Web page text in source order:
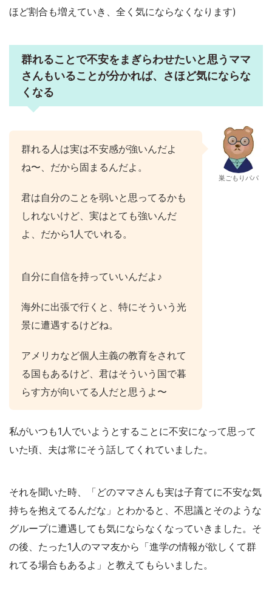
ほど割合も増えていき、全く気にならなくなります)
群れることで不安をまぎらわせたいと思うママ
さんもいることが分かれば、さほど気にならな
くなる
群れる人は実は不安感が強いんだよ
ね〜、だから固まるんだよ。
君は自分のことを弱いと思ってるかも
しれないけど、実はとても強いんだ
よ、だから1人でいれる。
自分に自信を持っていいんだよ♪
海外に出張で行くと、特にそういう光
景に遭遇するけどね。
アメリカなど個人主義の教育をされて
る国もあるけど、君はそういう国で暮
らす方が向いてる人だと思うよ〜
巣ごもりパパ
私がいつも1人でいようとすることに不安になって思って
いた頃、夫は常にそう話してくれていました。
それを聞いた時、「どのママさんも実は子育てに不安な気
持ちを抱えてるんだな」とわかると、不思議とそのような
グループに遭遇しても気にならなくなっていきました。そ
の後、たった1人のママ友から「進学の情報が欲しくて群
れてる場合もあるよ」と教えてもらいました。